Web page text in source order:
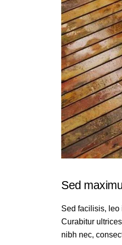
Sed
Sed facilisis, leo
Curabitur
nibh nec,